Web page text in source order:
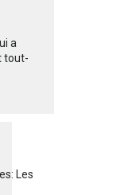
a
tout-
Les